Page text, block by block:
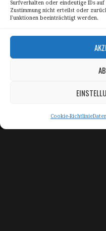
Surfverhalten oder eindeutige IDs
Zustimmung nicht erteilst oder
Funktionen beeinträchtigt werden.
Cookie-Richtlinie
Skyline Panorama
Drum Scan Service
Sitemap Page
Kontakt